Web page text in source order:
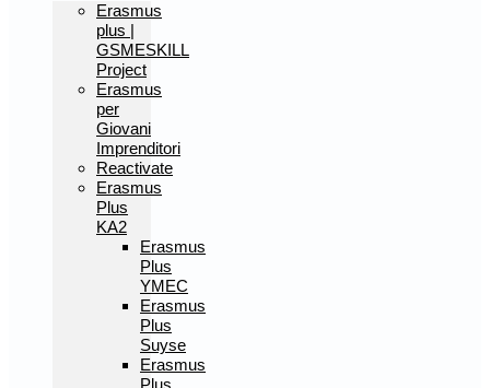
Erasmus
plus |
GSMESKILL
Project
Erasmus
per
Giovani
Imprenditori
Reactivate
Erasmus
Plus
KA2
Erasmus
Plus
YMEC
Erasmus
Plus
Suyse
Erasmus
Plus